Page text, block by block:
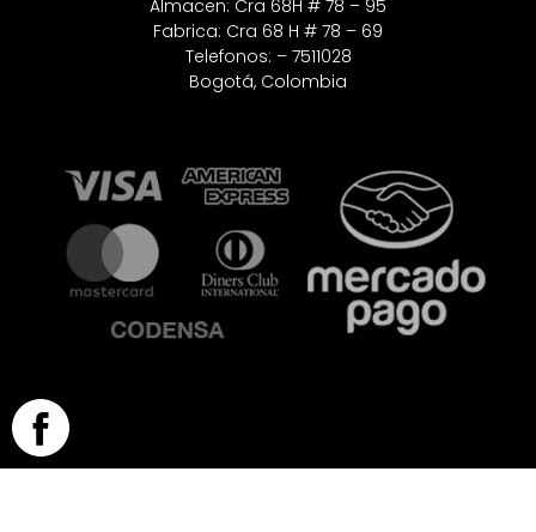
Almacen: Cra 68H # 78 – 95
Fabrica: Cra 68 H # 78 – 69
Telefonos: – 7511028
Bogotá, Colombia